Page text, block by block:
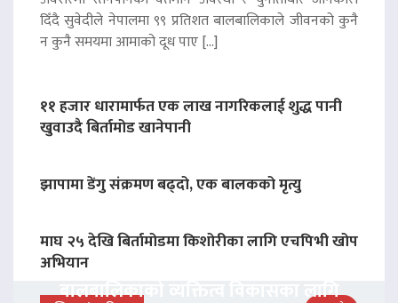
दिँदै सुवेदीले नेपालमा ९९ प्रतिशत बालबालिकाले जीवनको कुनै
न कुनै समयमा आमाको दूध पाए […]
११ हजार धारामार्फत एक लाख नागरिकलाई शुद्ध पानी
खुवाउदै बिर्तामोड खानेपानी
झापामा डेंगु संक्रमण बढ्दो, एक बालकको मृत्यु
माघ २५ देखि बिर्तामोडमा किशोरीका लागि एचपिभी खोप
अभियान
बालबालिकाको व्यक्तित्व विकासका लागि